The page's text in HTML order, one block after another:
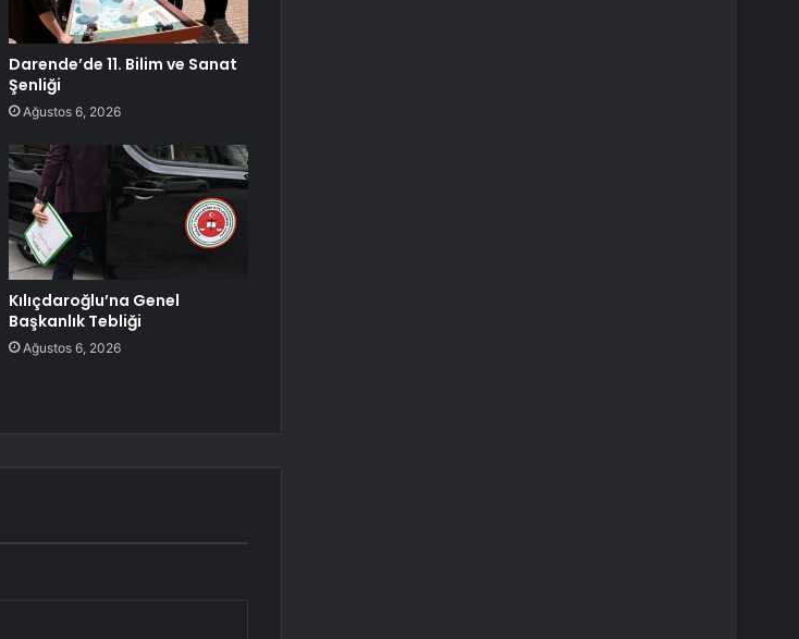
Darende’de 11. Bilim ve Sanat
Şenliği
Ağustos 6, 2026
Kılıçdaroğlu’na Genel
Başkanlık Tebliği
Ağustos 6, 2026